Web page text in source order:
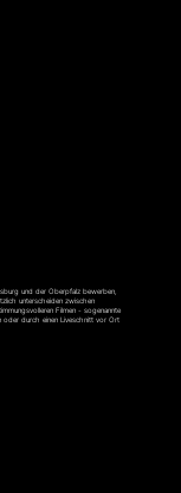
und der Oberpfalz bewerben,
unterscheiden zwischen
Filmen - sogenannte
oder durch einen Liveschnitt vor Ort